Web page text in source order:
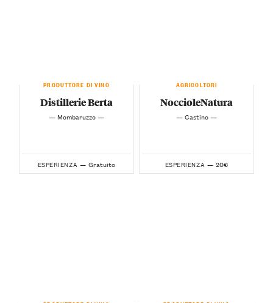
PRODUTTORE DI VINO
Distillerie Berta
— Mombaruzzo —
ESPERIENZA — Gratuito
AGRICOLTORI
NoccioleNatura
— Castino —
ESPERIENZA — 20€